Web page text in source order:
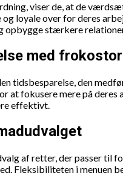
viser de, at de
loyale over for deres
opbygge stærkere
med
tidsbesparelse, den
at fokusere mere på
effektivt.
af retter, der passer til
Fleksibiliteten i menuen